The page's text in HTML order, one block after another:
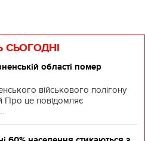
СЬОГОДНІ
області помер
військового полігону
Про це повідомляє